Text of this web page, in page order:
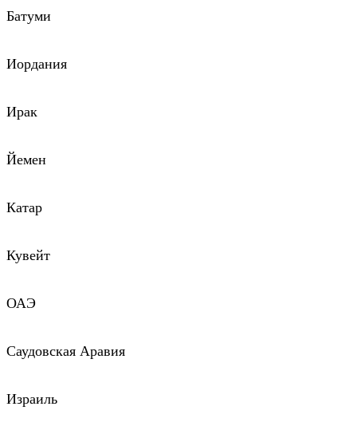
Батуми
Иордания
Ирак
Йемен
Катар
Кувейт
ОАЭ
Саудовская Аравия
Израиль